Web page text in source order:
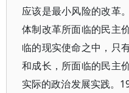
应该是最小风险的改革
体制改革所面临的民主
临的现实使命之中，只
和成长，所面临的民主
实际的政治发展实践。